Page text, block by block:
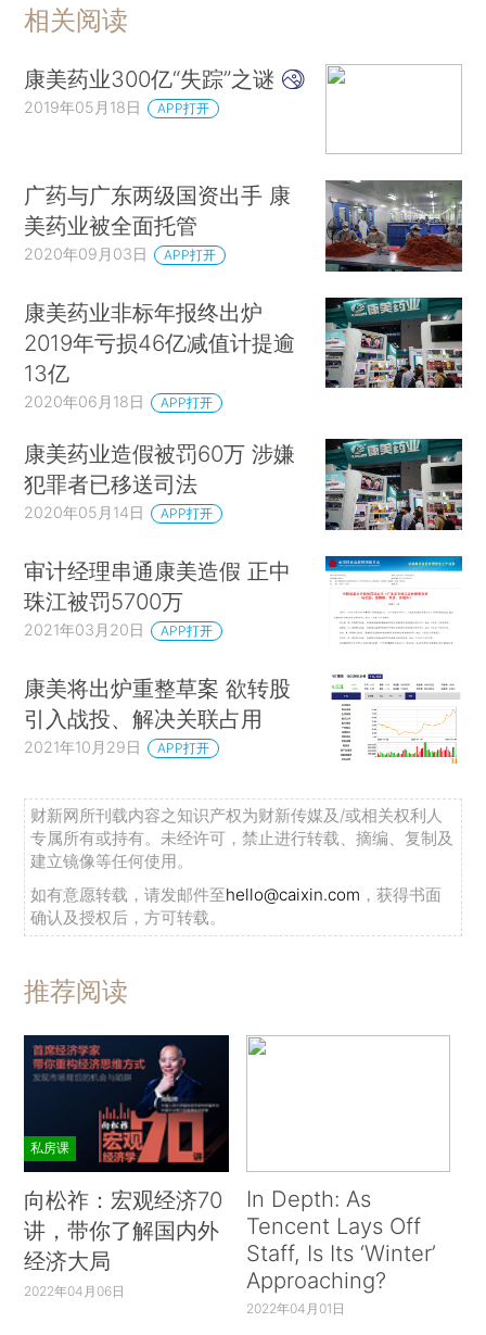
相关阅读
康美药业300亿“失踪”之谜
2019年05月18日 APP打开
广药与广东两级国资出手 康
美药业被全面托管
2020年09月03日 APP打开
康美药业非标年报终出炉
2019年亏损46亿减值计提逾
13亿
2020年06月18日 APP打开
康美药业造假被罚60万 涉嫌
犯罪者已移送司法
2020年05月14日 APP打开
审计经理串通康美造假 正中
珠江被罚5700万
2021年03月20日 APP打开
康美将出炉重整草案 欲转股
引入战投、解决关联占用
2021年10月29日 APP打开
财新网所刊载内容之知识产权为财新传媒及/或相关权利人
专属所有或持有。未经许可，禁止进行转载、摘编、复制及
建立镜像等任何使用。
如有意愿转载，请发邮件至hello@caixin.com ，获得书面
确认及授权后，方可转载。
推荐阅读
私房课
向松祚：宏观经济70
讲，带你了解国内外
经济大局
2022年04月06日
In Depth: As
Tencent Lays Off
Staff, Is Its ‘Winter’
Approaching?
2022年04月01日